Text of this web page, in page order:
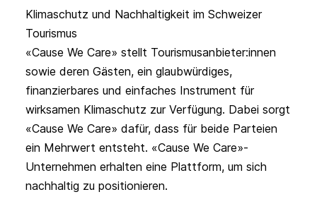
Klimaschutz und Nachhaltigkeit im Schweizer
Tourismus
«Cause We Care» stellt Tourismusanbieter:innen
sowie deren Gästen, ein glaubwürdiges,
finanzierbares und einfaches Instrument für
wirksamen Klimaschutz zur Verfügung. Dabei sorgt
«Cause We Care» dafür, dass für beide Parteien
ein Mehrwert entsteht. «Cause We Care»-
Unternehmen erhalten eine Plattform, um sich
nachhaltig zu positionieren.